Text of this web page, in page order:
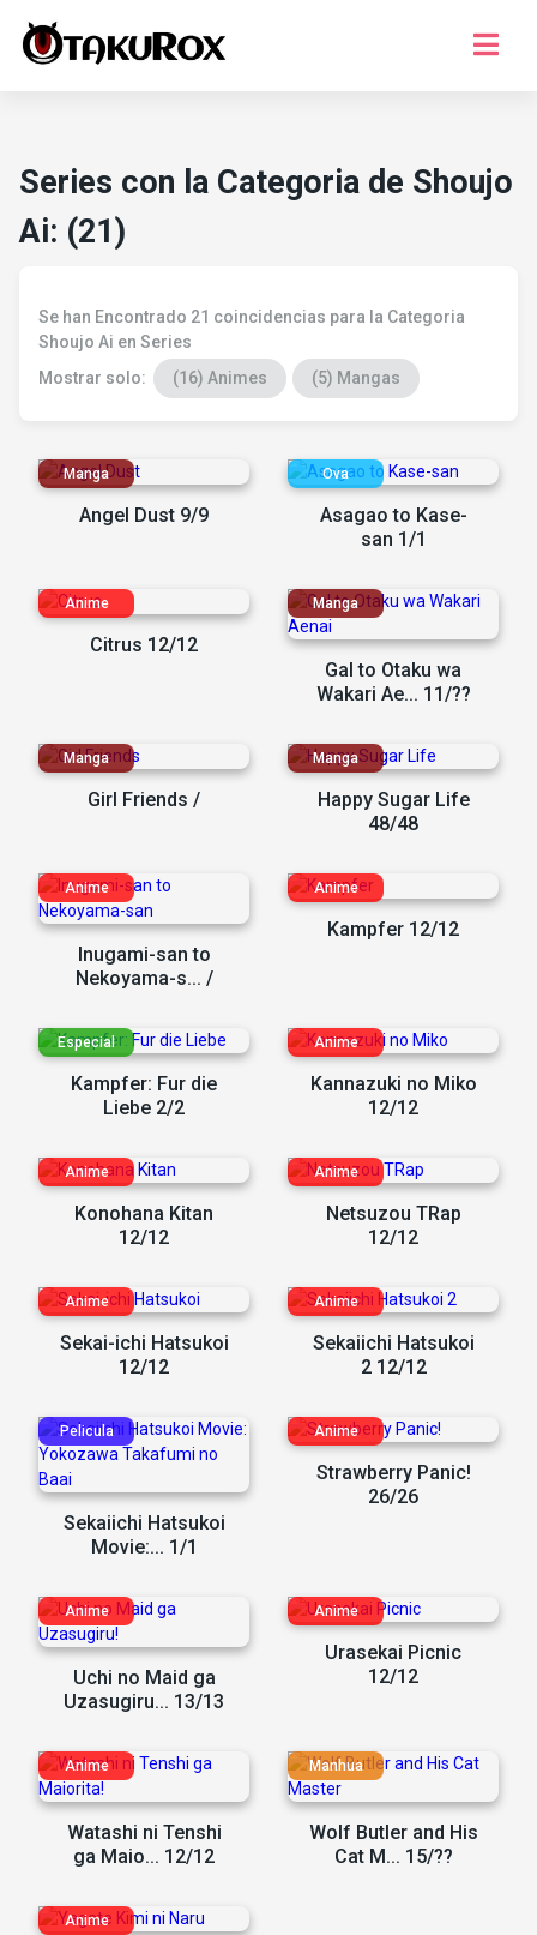
Juegos
Iniciar Sesion
Series con la Categoria de Shoujo
Ai: (21)
Se han Encontrado 21 coincidencias para la Categoria
Shoujo Ai en Series
Mostrar solo:
(16) Animes (5) Mangas
Angel Dust 9/9
Asagao to Kase-
san 1/1
Citrus 12/12
Gal to Otaku wa
Wakari Ae... 11/??
Girl Friends /
Happy Sugar Life
48/48
Inugami-san to
Nekoyama-s... /
Kampfer 12/12
Kampfer: Fur die
Liebe 2/2
Kannazuki no Miko
12/12
Konohana Kitan
12/12
Netsuzou TRap
12/12
Sekai-ichi Hatsukoi
12/12
Sekaiichi Hatsukoi
2 12/12
Sekaiichi Hatsukoi
Movie:... 1/1
Strawberry Panic!
26/26
Uchi no Maid ga
Uzasugiru... 13/13
Urasekai Picnic
12/12
Watashi ni Tenshi
ga Maio... 12/12
Wolf Butler and His
Cat M... 15/??